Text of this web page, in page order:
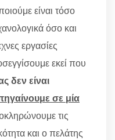
είναι τόσο
όσο και
εργασίες
εκεί που
δεν είναι
σε μία
τις
και ο πελάτης